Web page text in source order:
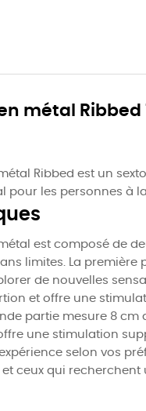
métal Ribbed
Ribbed est un
pour les personnes
est composé de
limites. La première
de nouvelles
et offre une
partie mesure 8
une stimulation
selon vos
ceux qui